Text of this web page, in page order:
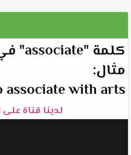
كلمة "associate" في اللغة الانجليزية تعني "مرتبط" أو "يرتبط".
مثال:
with arts.
لدينا قناة على